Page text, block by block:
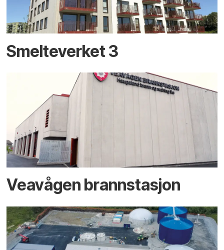
Smelteverket 3
Veavågen brannstasjon